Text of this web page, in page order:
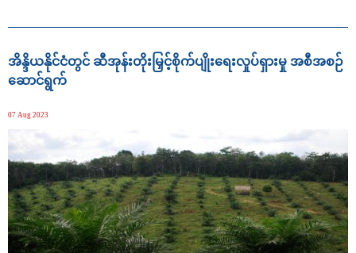
အိန္ဒိယနိုင်ငံတွင် ဆီအုန်းတိုးမြှင့်စိုက်ပျိုးရေးလှုပ်ရှားမှု အစီအစဉ်
ဆောင်ရွက်
07 Aug 2023